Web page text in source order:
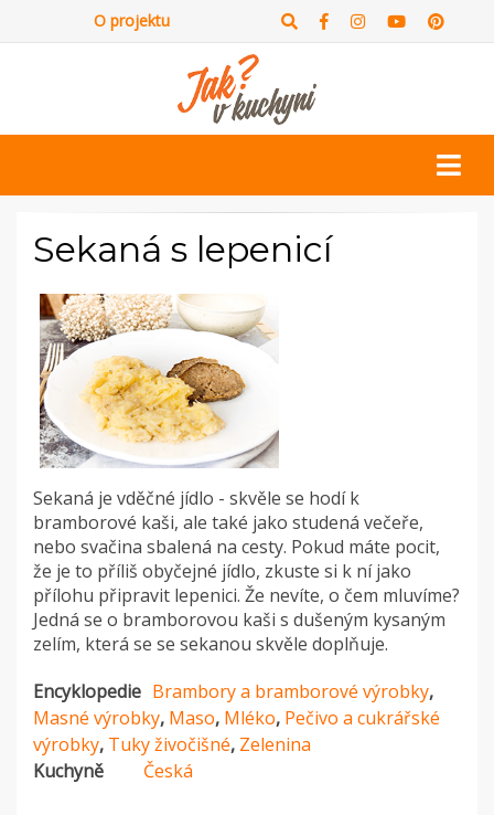
O projektu
Sekaná s lepenicí
Sekaná je vděčné jídlo - skvěle se hodí k
bramborové kaši, ale také jako studená večeře,
nebo svačina sbalená na cesty. Pokud máte pocit,
že je to příliš obyčejné jídlo, zkuste si k ní jako
přílohu připravit lepenici. Že nevíte, o čem mluvíme?
Jedná se o bramborovou kaši s dušeným kysaným
zelím, která se se sekanou skvěle doplňuje.
Encyklopedie Brambory a bramborové výrobky,
Masné výrobky, Maso, Mléko, Pečivo a cukrářské
výrobky, Tuky živočišné, Zelenina
Kuchyně
Česká